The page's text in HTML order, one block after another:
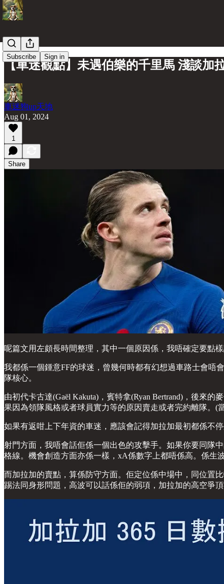
Subscribe Sign in
【車迷觀點】未遇伯樂的千里馬 淺談加
車迷狗up天地
Aug 01, 2024
1
Share
呢篇文用左頗長時間整理，其中一個原因係，我唔確定要點
我都係一個鍾意FF的球迷，曾幾何時都有幻想過車路士會唔
隊核心。
由初代卡古達(Gaël Kakuta)，賓特拿(Ryan Bertrand)，後來的
果因為領隊風格或者球員實力等的原因賣走或者完約離隊。(
如果有返咁上下年資的車迷，應該會記得加拉加最初都係不
射門方面，我唔會話佢係一個出色的攻擊手。如果你要同隊
格線。機會創造方面亦係一樣，xA係數字上都唔係高。係生
而加拉加的賣點，算係防守方面。佢定位係中場中，同位置
踢法同身形問題，高波可以話係佢的弱項，加拉加的高空爭頂